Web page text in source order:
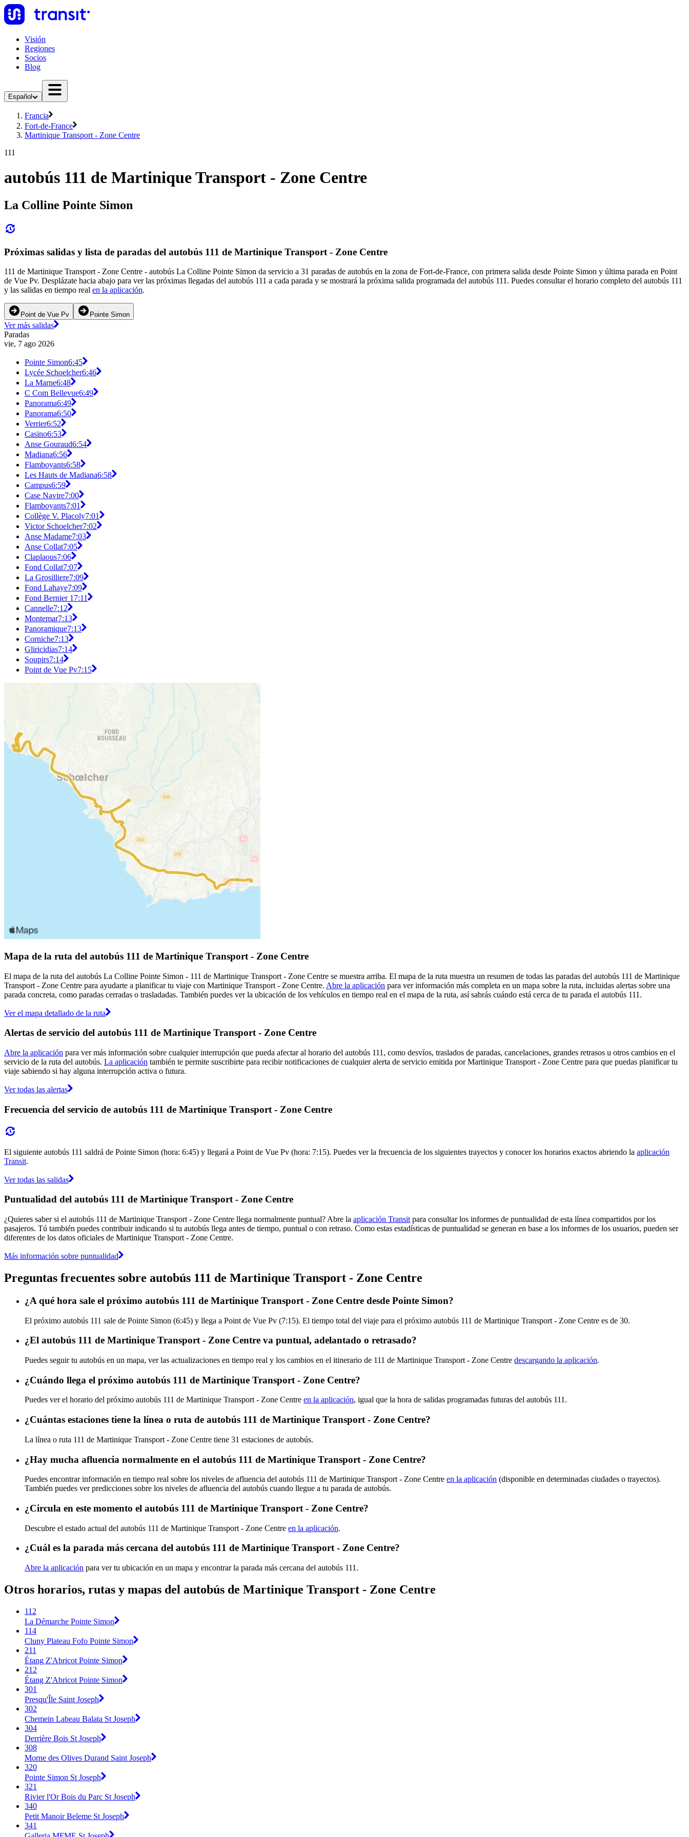
Visión
Regiones
Socios
Blog
Español
Francia
Fort-de-France
Martinique Transport - Zone Centre
111
autobús 111 de Martinique Transport - Zone Centre
La Colline Pointe Simon
Próximas salidas y lista de paradas del autobús 111 de Martinique Transport - Zone Centre
111 de Martinique Transport - Zone Centre - autobús La Colline Pointe Simon da servicio a 31 paradas de autobús en la zona de Fort-de-France, con primera salida desde Pointe Simon y última parada en Point
de Vue Pv. Desplázate hacia abajo para ver las próximas llegadas del autobús 111 a cada parada y se mostrará la próxima salida programada del autobús 111. Puedes consultar el horario completo del autobús 111
y las salidas en tiempo real en la aplicación.
Point de Vue Pv Pointe Simon
Ver más salidas
Paradas
vie, 7 ago 2026
Pointe Simon6:45
Lycée Schoelcher6:46
La Marne6:48
C Com Bellevue6:49
Panorama6:49
Panorama6:50
Verrier6:52
Casino6:53
Anse Gouraud6:54
Madiana6:56
Flamboyants6:58
Les Hauts de Madiana6:58
Campus6:59
Case Navire7:00
Flamboyants7:01
Collège V. Placoly7:01
Victor Schoelcher7:02
Anse Madame7:03
Anse Collat7:05
Claplaous7:06
Fond Collat7:07
La Grosilliere7:09
Fond Lahaye7:09
Fond Bernier 1 7:11
Cannelle7:12
Montemar7:13
Panoramique7:13
Corniche7:13
Gliricidias7:14
Soupirs7:14
Point de Vue Pv7:15
Mapa de la ruta del autobús 111 de Martinique Transport - Zone Centre
El mapa de la ruta del autobús La Colline Pointe Simon - 111 de Martinique Transport - Zone Centre se muestra arriba. El mapa de la ruta muestra un resumen de todas las paradas del autobús 111 de Martinique
Transport - Zone Centre para ayudarte a planificar tu viaje con Martinique Transport - Zone Centre. Abre la aplicación para ver información más completa en un mapa sobre la ruta, incluidas alertas sobre una
parada concreta, como paradas cerradas o trasladadas. También puedes ver la ubicación de los vehículos en tiempo real en el mapa de la ruta, así sabrás cuándo está cerca de tu parada el autobús 111.
Ver el mapa detallado de la ruta
Alertas de servicio del autobús 111 de Martinique Transport - Zone Centre
Abre la aplicación para ver más información sobre cualquier interrupción que pueda afectar al horario del autobús 111, como desvíos, traslados de paradas, cancelaciones, grandes retrasos u otros cambios en el
servicio de la ruta del autobús. La aplicación también te permite suscribirte para recibir notificaciones de cualquier alerta de servicio emitida por Martinique Transport - Zone Centre para que puedas planificar tu
viaje sabiendo si hay alguna interrupción activa o futura.
Ver todas las alertas
Frecuencia del servicio de autobús 111 de Martinique Transport - Zone Centre
El siguiente autobús 111 saldrá de Pointe Simon (hora: 6:45) y llegará a Point de Vue Pv (hora: 7:15). Puedes ver la frecuencia de los siguientes trayectos y conocer los horarios exactos abriendo la aplicación
Transit.
Ver todas las salidas
Puntualidad del autobús 111 de Martinique Transport - Zone Centre
¿Quieres saber si el autobús 111 de Martinique Transport - Zone Centre llega normalmente puntual? Abre la aplicación Transit para consultar los informes de puntualidad de esta línea compartidos por los
pasajeros. Tú también puedes contribuir indicando si tu autobús llega antes de tiempo, puntual o con retraso. Como estas estadísticas de puntualidad se generan en base a los informes de los usuarios, pueden ser
diferentes de los datos oficiales de Martinique Transport - Zone Centre.
Más información sobre puntualidad
Preguntas frecuentes sobre autobús 111 de Martinique Transport - Zone Centre
¿A qué hora sale el próximo autobús 111 de Martinique Transport - Zone Centre desde Pointe Simon?
El próximo autobús 111 sale de Pointe Simon (6:45) y llega a Point de Vue Pv (7:15). El tiempo total del viaje para el próximo autobús 111 de Martinique Transport - Zone Centre es de 30.
¿El autobús 111 de Martinique Transport - Zone Centre va puntual, adelantado o retrasado?
Puedes seguir tu autobús en un mapa, ver las actualizaciones en tiempo real y los cambios en el itinerario de 111 de Martinique Transport - Zone Centre descargando la aplicación.
¿Cuándo llega el próximo autobús 111 de Martinique Transport - Zone Centre?
Puedes ver el horario del próximo autobús 111 de Martinique Transport - Zone Centre en la aplicación, igual que la hora de salidas programadas futuras del autobús 111.
¿Cuántas estaciones tiene la línea o ruta de autobús 111 de Martinique Transport - Zone Centre?
La línea o ruta 111 de Martinique Transport - Zone Centre tiene 31 estaciones de autobús.
¿Hay mucha afluencia normalmente en el autobús 111 de Martinique Transport - Zone Centre?
Puedes encontrar información en tiempo real sobre los niveles de afluencia del autobús 111 de Martinique Transport - Zone Centre en la aplicación (disponible en determinadas ciudades o trayectos).
También puedes ver predicciones sobre los niveles de afluencia del autobús cuando llegue a tu parada de autobús.
¿Circula en este momento el autobús 111 de Martinique Transport - Zone Centre?
Descubre el estado actual del autobús 111 de Martinique Transport - Zone Centre en la aplicación.
¿Cuál es la parada más cercana del autobús 111 de Martinique Transport - Zone Centre?
Abre la aplicación para ver tu ubicación en un mapa y encontrar la parada más cercana del autobús 111.
Otros horarios, rutas y mapas del autobús de Martinique Transport - Zone Centre
112
La Démarche Pointe Simon
114
Cluny Plateau Fofo Pointe Simon
211
Étang Z'Abricot Pointe Simon
212
Étang Z'Abricot Pointe Simon
301
Presqu'Île Saint Joseph
302
Chemein Labeau Balata St Joseph
304
Derrière Bois St Joseph
308
Morne des Olives Durand Saint Joseph
320
Pointe Simon St Joseph
321
Rivier l'Or Bois du Parc St Joseph
340
Petit Manoir Beleme St Joseph
341